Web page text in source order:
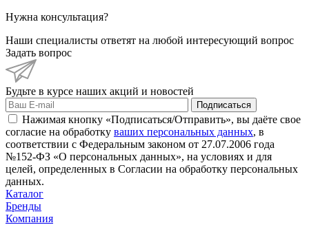
Нужна консультация?
Наши специалисты ответят на любой интересующий вопрос
Задать вопрос
Будьте в курсе наших акций и новостей
Подписаться
Нажимая кнопку «Подписаться/Отправить», вы даёте свое
согласие на обработку ваших персональных данных, в
соответствии с Федеральным законом от 27.07.2006 года
№152-ФЗ «О персональных данных», на условиях и для
целей, определенных в Согласии на обработку персональных
данных.
Каталог
Бренды
Компания